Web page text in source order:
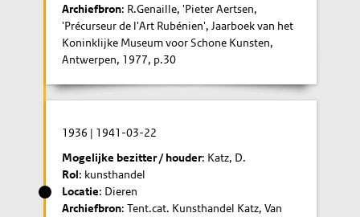
Archiefbron: R.Genaille, 'Pieter Aertsen,
'Précurseur de l'Art Rubénien', Jaarboek van het
Koninklijke Museum voor Schone Kunsten,
Antwerpen, 1977, p.30
1936 | 1941-03-22
Mogelijke bezitter / houder: Katz, D.
Rol: kunsthandel
Locatie: Dieren
Archiefbron: Tent.cat. Kunsthandel Katz, Van